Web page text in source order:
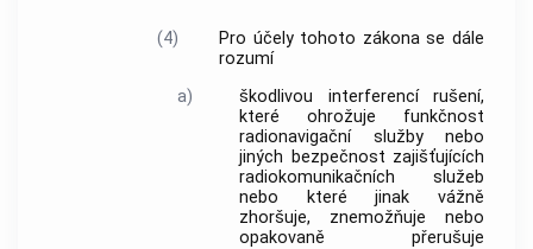
(4)
Pro účely tohoto zákona se dále
rozumí
a)
škodlivou interferencírušení,
které ohrožuje funkčnost
radionavigační služby nebo
jiných bezpečnost zajišťujících
radiokomunikačních služeb
nebo které jinak vážně
zhoršuje, znemožňuje nebo
opakovaně přerušuje